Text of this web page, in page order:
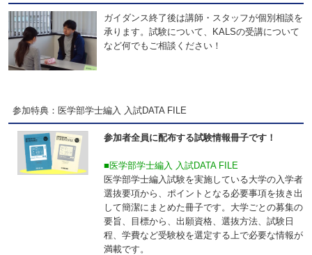
ガイダンス終了後は講師・スタッフが個別相談を
承ります。試験について、KALSの受講について
など何でもご相談ください！
参加特典：医学部学士編入 入試DATA FILE
参加者全員に配布する試験情報冊子です！
■医学部学士編入 入試DATA FILE
医学部学士編入試験を実施している大学の入学者
選抜要項から、ポイントとなる必要事項を抜き出
して簡潔にまとめた冊子です。大学ごとの募集の
要旨、目標から、出願資格、選抜方法、試験日
程、学費など受験校を選定する上で必要な情報が
満載です。